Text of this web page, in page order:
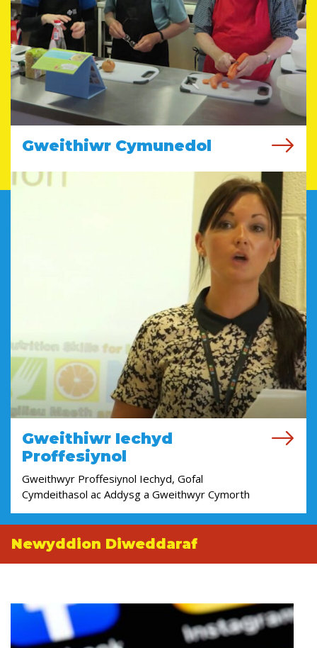
Gweithiwr Cymunedol
Gweithiwr Iechyd
Proffesiynol
Gweithwyr Proffesiynol Iechyd, Gofal
Cymdeithasol ac Addysg a Gweithwyr Cymorth
Newyddion Diweddaraf